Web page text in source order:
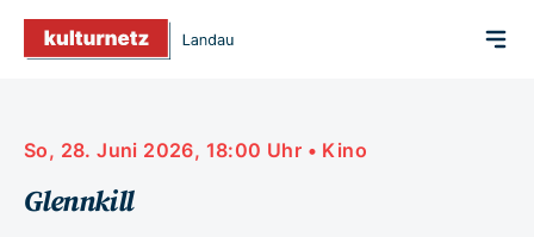
So, 28. Juni 2026, 18:00 Uhr • Kino
Glennkill